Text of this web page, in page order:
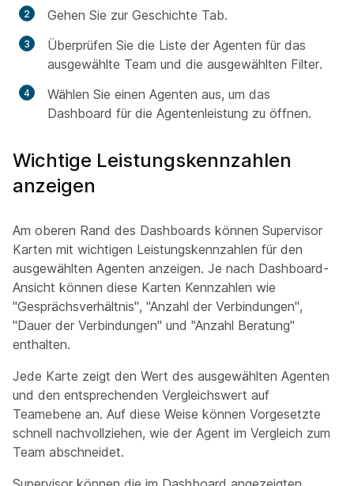
Gehen Sie zur Geschichte Tab.
Überprüfen Sie die Liste der Agenten für das
ausgewählte Team und die ausgewählten Filter.
Wählen Sie einen Agenten aus, um das
Dashboard für die Agentenleistung zu öffnen.
Wichtige Leistungskennzahlen
anzeigen
Am oberen Rand des Dashboards können Supervisor
Karten mit wichtigen Leistungskennzahlen für den
ausgewählten Agenten anzeigen. Je nach Dashboard-
Ansicht können diese Karten Kennzahlen wie
"Gesprächsverhältnis", "Anzahl der Verbindungen",
"Dauer der Verbindungen" und "Anzahl Beratung"
enthalten.
Jede Karte zeigt den Wert des ausgewählten Agenten
und den entsprechenden Vergleichswert auf
Teamebene an. Auf diese Weise können Vorgesetzte
schnell nachvollziehen, wie der Agent im Vergleich zum
Team abschneidet.